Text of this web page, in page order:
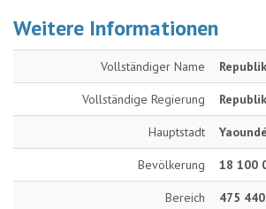
Weitere Informationen
Vollständiger Name
Vollständige Regierung Republik
Hauptstadt Yaoundé
Bevölkerung 18 100
Bereich 475